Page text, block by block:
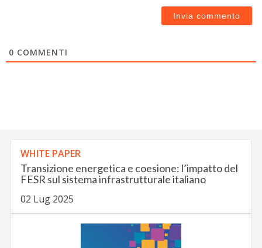
0 COMMENTI
WHITE PAPER
Transizione energetica e coesione: l’impatto del
FESR sul sistema infrastrutturale italiano
02 Lug 2025